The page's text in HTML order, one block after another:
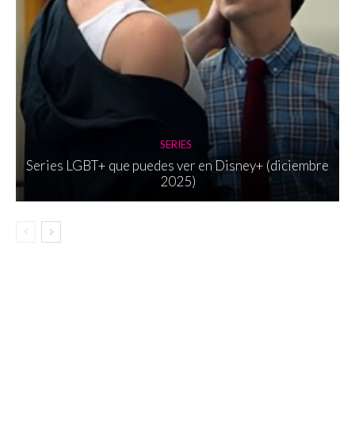
SERIES
Series LGBT+ que puedes ver en Disney+ (diciembre
2025)